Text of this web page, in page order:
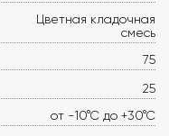
Цветная кладочная
смесь
75
25
от -10°С до +30°С